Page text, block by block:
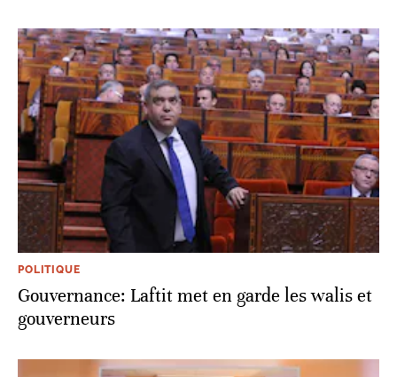
POLITIQUE
Gouvernance: Laftit met en garde les walis et
gouverneurs